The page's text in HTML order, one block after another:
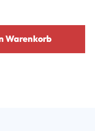
Warenkorb